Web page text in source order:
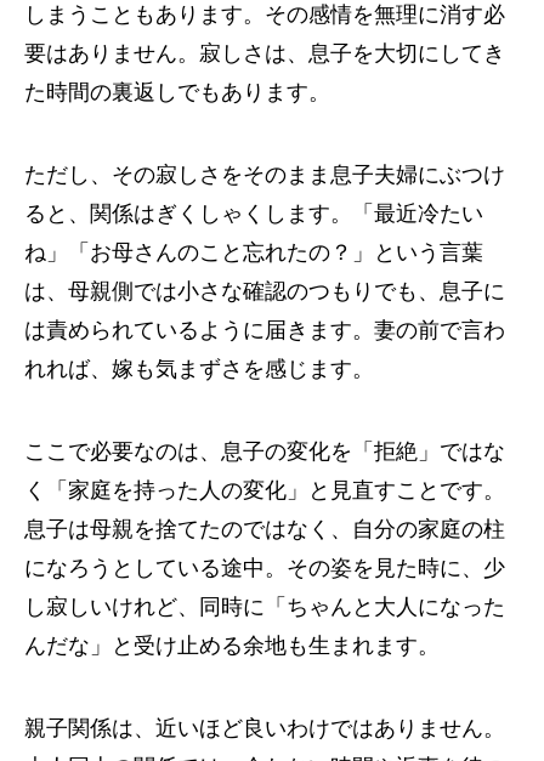
しまうこともあります。その感情を無理に消す必
要はありません。寂しさは、息子を大切にしてき
た時間の裏返しでもあります。
ただし、その寂しさをそのまま息子夫婦にぶつけ
ると、関係はぎくしゃくします。「最近冷たい
ね」「お母さんのこと忘れたの？」という言葉
は、母親側では小さな確認のつもりでも、息子に
は責められているように届きます。妻の前で言わ
れれば、嫁も気まずさを感じます。
ここで必要なのは、息子の変化を「拒絶」ではな
く「家庭を持った人の変化」と見直すことです。
息子は母親を捨てたのではなく、自分の家庭の柱
になろうとしている途中。その姿を見た時に、少
し寂しいけれど、同時に「ちゃんと大人になった
んだな」と受け止める余地も生まれます。
親子関係は、近いほど良いわけではありません。